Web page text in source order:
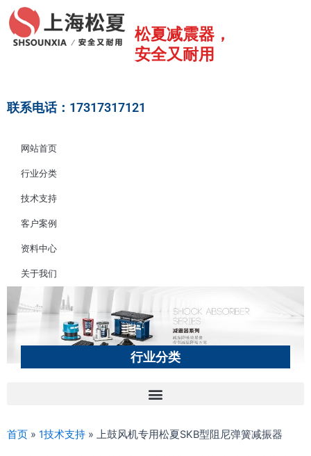
至
松夏减震器，
安全又耐用
联系电话：17317317121
网站首页
行业分类
技术支持
客户案例
资料中心
关于我们
行业分类
首页 » 1技术支持 » 上鼓风机专用松夏SKB型阻尼弹簧减振器